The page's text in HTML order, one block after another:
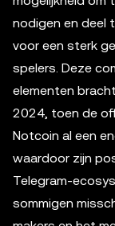
nodigen en deel
voor een sterk
spelers. Deze
elementen
2024, toen de
Notcoin al een
waardoor zijn
Telegram-
sommigen